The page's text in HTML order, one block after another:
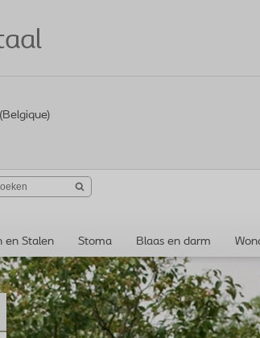
en Stalen Stoma Blaas en darm